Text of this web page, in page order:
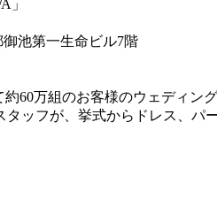
池第一生命ビル7階
60万組のお客様のウェディ
ッフが、挙式からドレス、パ